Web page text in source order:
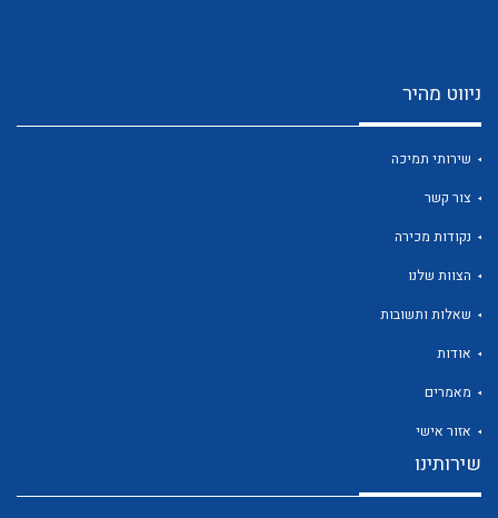
ניווט מהיר
שירותי תמיכה
צור קשר
נקודות מכירה
הצוות שלנו
שאלות ותשובות
אודות
מאמרים
אזור אישי
שירותינו